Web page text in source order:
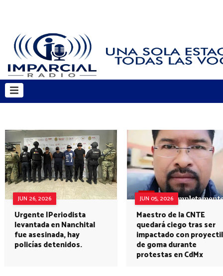
JUN 26, 2026
Urgente |Periodista
levantada en Nanchital
fue asesinada, hay
policías detenidos.
JUN 05, 2026
Maestro de la CNTE
quedará ciego tras ser
impactado con proyectil
de goma durante
protestas en CdMx